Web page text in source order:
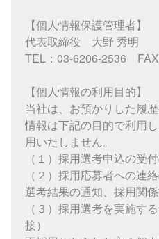
【個人情報保護管理者】
代表取締役 大野 秀明
TEL：03-6206-2536
【個人情報の利用目的】
当社は、お預かりした履
情報は下記の目的で利用
用いたしません。
（１）採用選考申込の受
（２）採用応募者への連
選考結果の通知、採用関係
（３）採用選考を実施す
接）